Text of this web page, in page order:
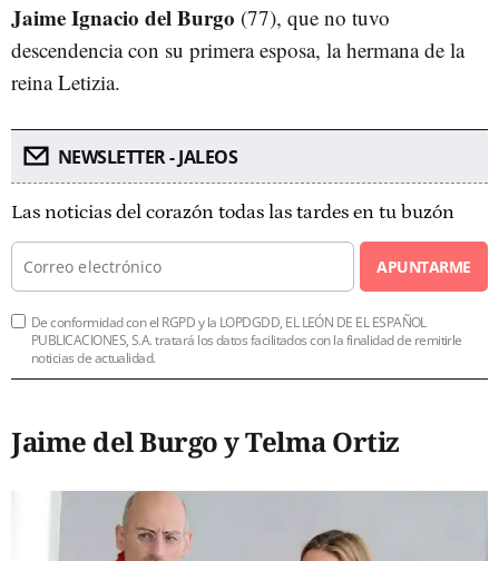
Jaime Ignacio del Burgo (77), que no tuvo
descendencia con su primera esposa, la hermana de la
reina Letizia.
NEWSLETTER - JALEOS
Las noticias del corazón todas las tardes en tu buzón
APUNTARME
De conformidad con el RGPD y la LOPDGDD, EL LEÓN DE EL ESPAÑOL
PUBLICACIONES, S.A. tratará los datos facilitados con la finalidad de remitirle
noticias de actualidad.
Jaime del Burgo y Telma Ortiz